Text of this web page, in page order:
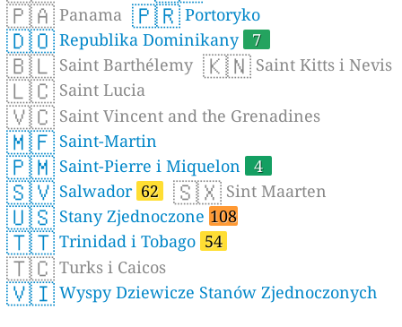
🇵🇦 Panama 🇵🇷 Portoryko
🇩🇴 Republika Dominikany 7
🇧🇱 Saint Barthélemy 🇰🇳 Saint Kitts i Nevis
🇱🇨 Saint Lucia
🇻🇨 Saint Vincent and the Grenadines
🇲🇫 Saint-Martin
🇵🇲 Saint-Pierre i Miquelon 4
🇸🇻 Salwador 62 🇸🇽 Sint Maarten
🇺🇸 Stany Zjednoczone 108
🇹🇹 Trinidad i Tobago 54
🇹🇨 Turks i Caicos
🇻🇮 Wyspy Dziewicze Stanów Zjednoczonych